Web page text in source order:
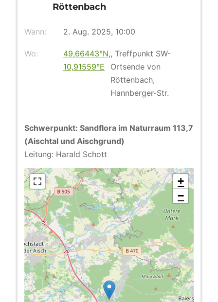
Röttenbach
Wann: 2. Aug. 2025, 10:00
Wo:
49,66443°N,
10,91559°E
, Treffpunkt SW-
Ortsende von
Röttenbach,
Hannberger-Str.
Schwerpunkt: Sandflora im Naturraum 113,7
(Aischtal und Aischgrund)
Leitung: Harald Schott
+
−